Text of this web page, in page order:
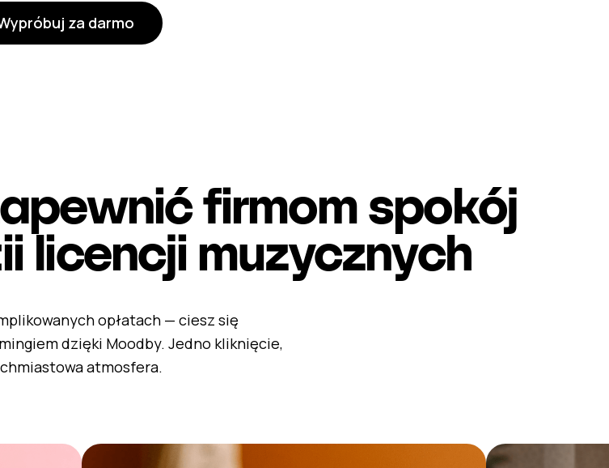
za darmo
firmom spokój
licencji muzycznych
opłatach — ciesz się
dzięki Moodby. Jedno kliknięcie,
atmosfera.